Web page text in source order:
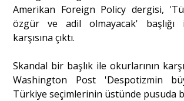
Amerikan Foreign Policy dergisi,
özgür ve adil olmayacak' başlığı
karşısına çıktı.
Skandal bir başlık ile okurlarının
Washington Post 'Despotizmin
Türkiye seçimlerinin üstünde pusuda